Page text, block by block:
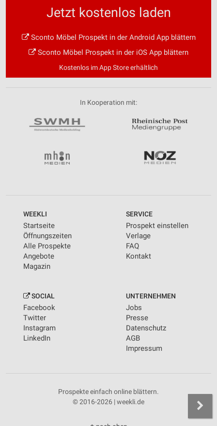
Jetzt kostenlos laden
Sconto Möbel Prospekt in der Android App blättern
Sconto Möbel Prospekt in der iOS App blättern
Kostenlos im App Store erhältlich
In Kooperation mit:
WEEKLI
Startseite
Öffnungszeiten
Alle Prospekte
Angebote
Magazin
SERVICE
Prospekt einstellen
Verlage
FAQ
Kontakt
SOCIAL
Facebook
Twitter
Instagram
LinkedIn
UNTERNEHMEN
Jobs
Presse
Datenschutz
AGB
Impressum
Prospekte einfach online blättern.
© 2016-2026 | weekli.de